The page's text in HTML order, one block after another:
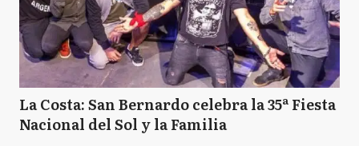
La Costa: San Bernardo celebra la 35ª Fiesta
Nacional del Sol y la Familia